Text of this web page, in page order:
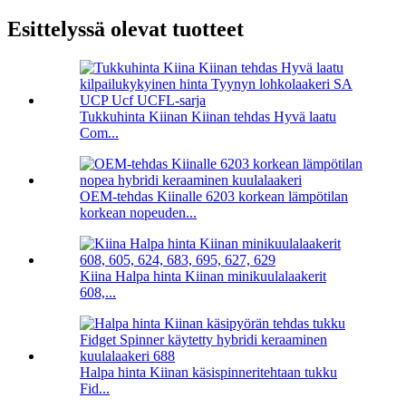
Esittelyssä olevat tuotteet
Tukkuhinta Kiinan Kiinan tehdas Hyvä laatu
Com...
OEM-tehdas Kiinalle 6203 korkean lämpötilan
korkean nopeuden...
Kiina Halpa hinta Kiinan minikuulalaakerit
608,...
Halpa hinta Kiinan käsispinneritehtaan tukku
Fid...